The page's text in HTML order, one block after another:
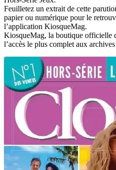
Feuilletez un extrait de cette
papier ou numérique pour le
l’application KiosqueMag.
KiosqueMag, la boutique officielle
l’accès le plus complet aux